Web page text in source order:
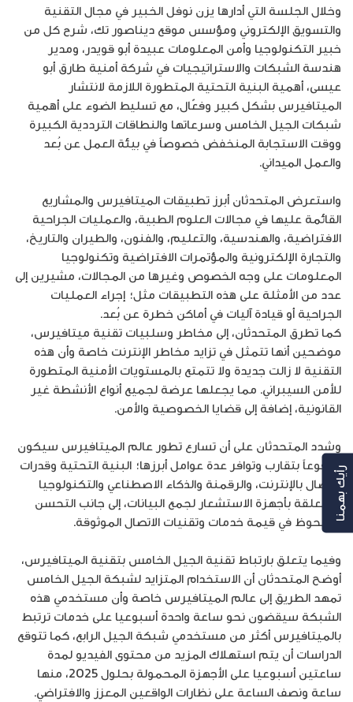
وخلال الجلسة التي أدارها يزن نوفل الخبير في مجال التقنية
والتسويق الإلكتروني ومؤسس موقع ديناصور تك، شرح كل من
خبير التكنولوجيا وأمن المعلومات عبيدة أبو قويدر، ومدير
هندسة الشبكات والاستراتيجيات في شركة أمنية طارق أبو
عيسى، أهمية البنية التحتية المتطورة اللازمة لانتشار
الميتافيرس بشكل كبير وفعّال، مع تسليط الضوء على أهمية
شبكات الجيل الخامس وسرعاتها والنطاقات الترددية الكبيرة
ووقت الاستجابة المنخفض خصوصاً في بيئة العمل عن بُعد
والعمل الميداني.
واستعرض المتحدثان أبرز تطبيقات الميتافيرس والمشاريع
القائمة عليها في مجالات العلوم الطبية، والعمليات الجراحية
الافتراضية، والهندسية، والتعليم، والفنون، والطيران والتاريخ،
والتجارة الإلكترونية والمؤتمرات الافتراضية وتكنولوجيا
المعلومات على وجه الخصوص وغيرها من المجالات، مشيرين إلى
عدد من الأمثلة على هذه التطبيقات مثل؛ إجراء العمليات
الجراحية أو قيادة آليات في أماكن خطرة عن بُعد.
كما تطرق المتحدثان، إلى مخاطر وسلبيات تقنية ميتافيرس،
موضحين أنها تتمثل في تزايد مخاطر الإنترنت خاصة وأن هذه
التقنية لا زالت جديدة ولا تتمتع بالمستويات الأمنية المتطورة
للأمن السيبراني. مما يجعلها عرضة لجميع أنواع الأنشطة غير
القانونية، إضافة إلى قضايا الخصوصية والأمن.
وشدد المتحدثان على أن تسارع تطور عالم الميتافيرس سيكون
مدفوعاً بتقارب وتوافر عدة عوامل أبرزها؛ البنية التحتية وقدرات
الاتصال بالإنترنت، والرقمنة والذكاء الاصطناعي والتكنولوجيا
المتعلقة بأجهزة الاستشعار لجمع البيانات، إلى جانب التحسن
الملحوظ في قيمة خدمات وتقنيات الاتصال الموثوقة.
وفيما يتعلق بارتباط تقنية الجيل الخامس بتقنية الميتافيرس،
أوضح المتحدثان أن الاستخدام المتزايد لشبكة الجيل الخامس
تمهد الطريق إلى عالم الميتافيرس خاصة وأن مستخدمي هذه
الشبكة سيقضون نحو ساعة واحدة أسبوعيا على خدمات ترتبط
بالميتافيرس أكثر من مستخدمي شبكة الجيل الرابع، كما تتوقع
الدراسات أن يتم استهلاك المزيد من محتوى الفيديو لمدة
ساعتين أسبوعيا على الأجهزة المحمولة بحلول 2025، منها
ساعة ونصف الساعة على نظارات الواقعين المعزز والافتراضي.
رأيك بهمنا